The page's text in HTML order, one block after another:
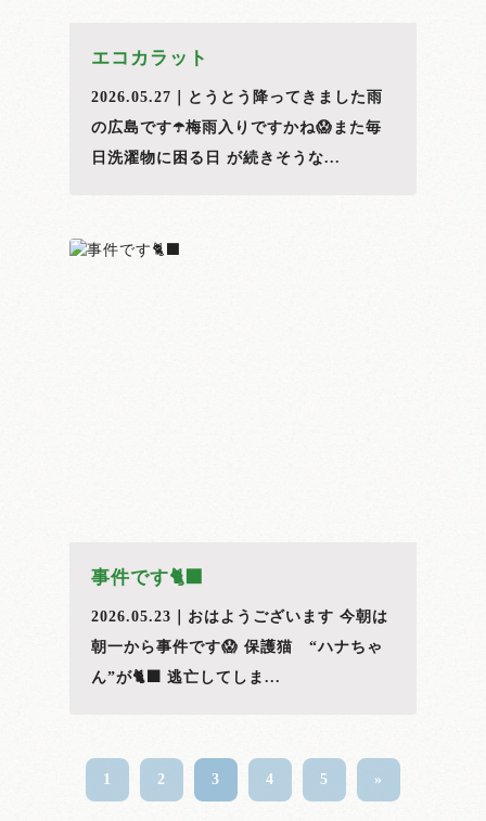
エコカラット
2026.05.27｜とうとう降ってきました雨
の広島です☂️梅雨入りですかね😱また毎
日洗濯物に困る日 が続きそうな...
事件です🐈‍⬛
2026.05.23｜おはようございます 今朝は
朝一から事件です😱 保護猫 “ハナちゃ
ん”が🐈‍⬛ 逃亡してしま...
1 2 3 4 5 »